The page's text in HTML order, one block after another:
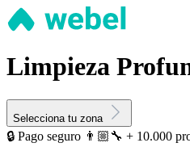
Limpieza
Selecciona tu zona
🔒 Pago seguro 👨🏼‍🔧 + 10.000